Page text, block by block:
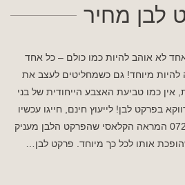
לבן מחיר
לא אוהב להיות כמו כולם – כל אחד
להיות מיוחד! גם כשמחליטים לעצב את
אין כמו טביעת האצבע הייחודית של בני
בפרקט לבן! לייעוץ חינם, חייגו עכשיו
לרויאל פרקטים: 072-3340-710 המראה הקלאסי שהפרקט הלבן מעניק
אותו לכל כך מיוחד. פרקט לבן…